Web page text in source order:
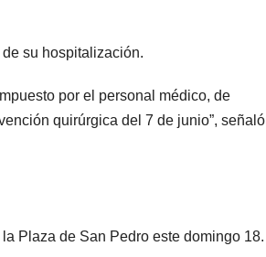
su hospitalización.
por el personal médico, de
quirúrgica del 7 de junio”, señaló
Plaza de San Pedro este domingo 18.